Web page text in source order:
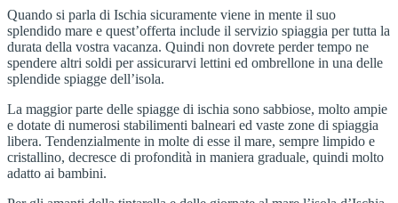
Quando si parla di Ischia sicuramente viene in mente il suo
splendido mare e quest’offerta include il servizio spiaggia per tutta la
durata della vostra vacanza. Quindi non dovrete perder tempo ne
spendere altri soldi per assicurarvi lettini ed ombrellone in una delle
splendide spiagge dell’isola.
La maggior parte delle spiagge di ischia sono sabbiose, molto ampie
e dotate di numerosi stabilimenti balneari ed vaste zone di spiaggia
libera. Tendenzialmente in molte di esse il mare, sempre limpido e
cristallino, decresce di profondità in maniera graduale, quindi molto
adatto ai bambini.